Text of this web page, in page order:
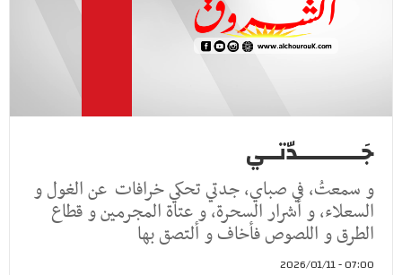
جَــــــــــدّتــي
و سمعتُ، في صباي، جدتي تحكي خرافات عن الغول و
السعلاء، و أشرار السحرة، و عتاة المجرمين و قطاع
الطرق و اللصوص فأخاف و ألتصق بها
07:00 - 2026/01/11